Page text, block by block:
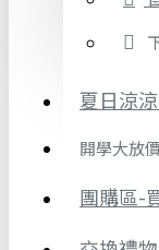
夏日涼
開學大放
團購區-